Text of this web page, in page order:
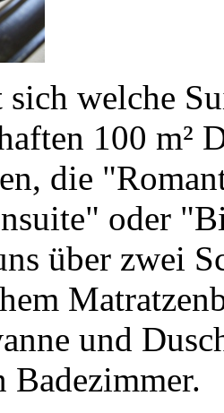
welche
100 m²
die
oder
über zwei
und
Badezimmer.